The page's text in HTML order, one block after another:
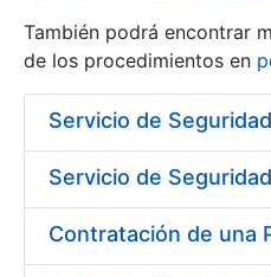
Show/Hide
También podrá encontrar
de los procedimientos en